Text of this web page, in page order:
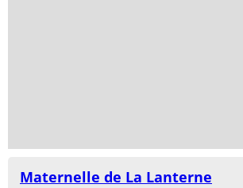
Maternelle de La Lanterne